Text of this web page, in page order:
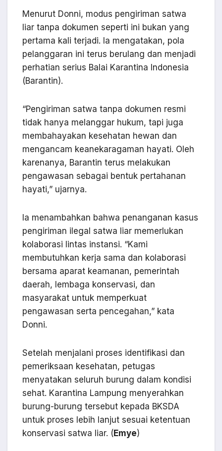
Menurut Donni, modus pengiriman satwa
liar tanpa dokumen seperti ini bukan yang
pertama kali terjadi. Ia mengatakan, pola
pelanggaran ini terus berulang dan menjadi
perhatian serius Balai Karantina Indonesia
(Barantin).
“Pengiriman satwa tanpa dokumen resmi
tidak hanya melanggar hukum, tapi juga
membahayakan kesehatan hewan dan
mengancam keanekaragaman hayati. Oleh
karenanya, Barantin terus melakukan
pengawasan sebagai bentuk pertahanan
hayati,” ujarnya.
Ia menambahkan bahwa penanganan kasus
pengiriman ilegal satwa liar memerlukan
kolaborasi lintas instansi. “Kami
membutuhkan kerja sama dan kolaborasi
bersama aparat keamanan, pemerintah
daerah, lembaga konservasi, dan
masyarakat untuk memperkuat
pengawasan serta pencegahan,” kata
Donni.
Setelah menjalani proses identifikasi dan
pemeriksaan kesehatan, petugas
menyatakan seluruh burung dalam kondisi
sehat. Karantina Lampung menyerahkan
burung-burung tersebut kepada BKSDA
untuk proses lebih lanjut sesuai ketentuan
konservasi satwa liar. (Emye)